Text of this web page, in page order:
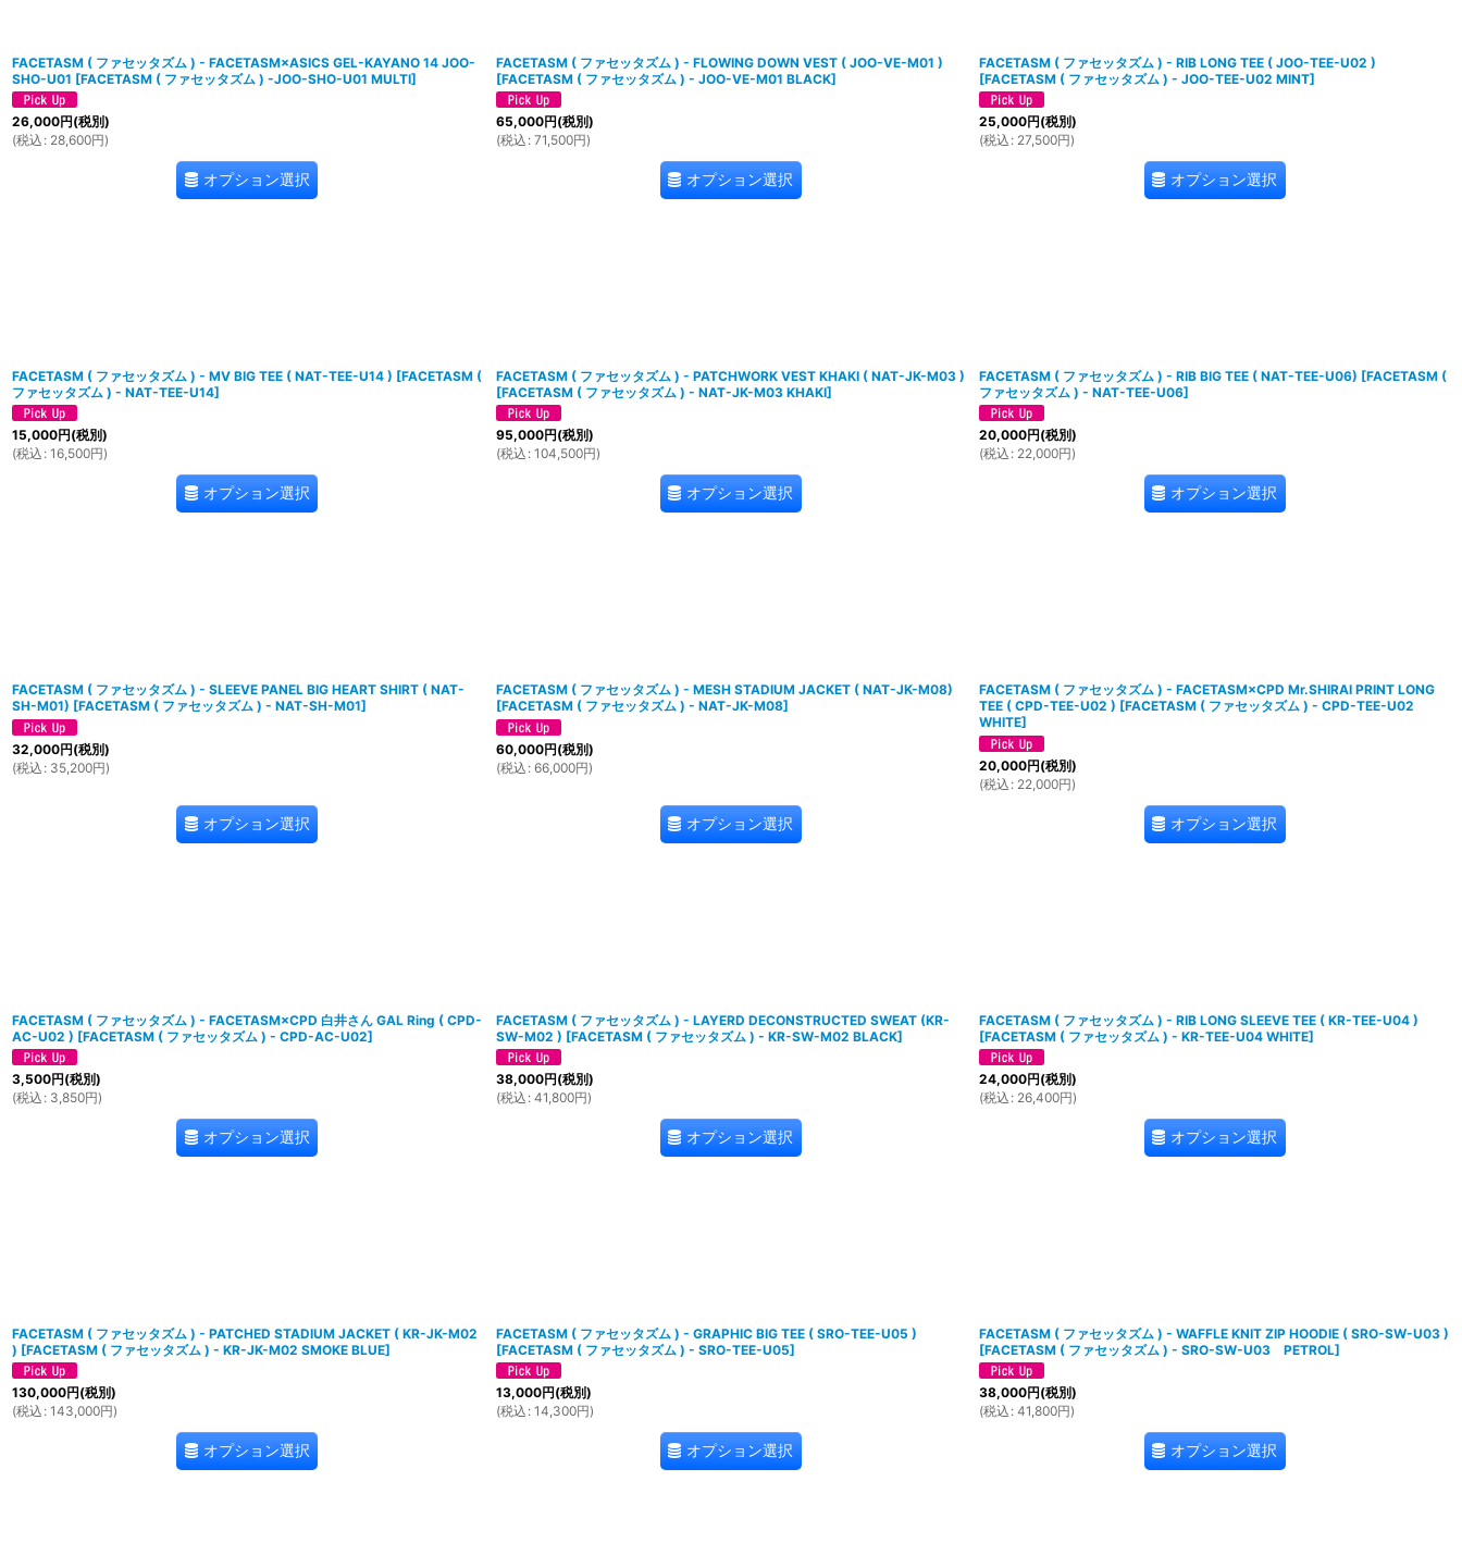
FACETASM ( ファセッタズム ) - FACETASM×ASICS GEL-KAYANO 14 JOO-
SHO-U01 [FACETASM ( ファセッタズム ) -JOO-SHO-U01 MULTI]
26,000円(税別)
(税込 : 28,600円)
オプション選択
FACETASM ( ファセッタズム ) - FLOWING DOWN VEST ( JOO-VE-M01 )
[FACETASM ( ファセッタズム ) - JOO-VE-M01 BLACK]
65,000円(税別)
(税込 : 71,500円)
オプション選択
FACETASM ( ファセッタズム ) - RIB LONG TEE ( JOO-TEE-U02 )
[FACETASM ( ファセッタズム ) - JOO-TEE-U02 MINT]
25,000円(税別)
(税込 : 27,500円)
オプション選択
FACETASM ( ファセッタズム ) - MV BIG TEE ( NAT-TEE-U14 ) [FACETASM (
ファセッタズム ) - NAT-TEE-U14]
15,000円(税別)
(税込 : 16,500円)
オプション選択
FACETASM ( ファセッタズム ) - PATCHWORK VEST KHAKI ( NAT-JK-M03 )
[FACETASM ( ファセッタズム ) - NAT-JK-M03 KHAKI]
95,000円(税別)
(税込 : 104,500円)
オプション選択
FACETASM ( ファセッタズム ) - RIB BIG TEE ( NAT-TEE-U06) [FACETASM (
ファセッタズム ) - NAT-TEE-U06]
20,000円(税別)
(税込 : 22,000円)
オプション選択
FACETASM ( ファセッタズム ) - SLEEVE PANEL BIG HEART SHIRT ( NAT-
SH-M01) [FACETASM ( ファセッタズム ) - NAT-SH-M01]
32,000円(税別)
(税込 : 35,200円)
オプション選択
FACETASM ( ファセッタズム ) - MESH STADIUM JACKET ( NAT-JK-M08)
[FACETASM ( ファセッタズム ) - NAT-JK-M08]
60,000円(税別)
(税込 : 66,000円)
オプション選択
FACETASM ( ファセッタズム ) - FACETASM×CPD Mr.SHIRAI PRINT LONG
TEE ( CPD-TEE-U02 ) [FACETASM ( ファセッタズム ) - CPD-TEE-U02
WHITE]
20,000円(税別)
(税込 : 22,000円)
オプション選択
FACETASM ( ファセッタズム ) - FACETASM×CPD 白井さん GAL Ring ( CPD-
AC-U02 ) [FACETASM ( ファセッタズム ) - CPD-AC-U02]
3,500円(税別)
(税込 : 3,850円)
オプション選択
FACETASM ( ファセッタズム ) - LAYERD DECONSTRUCTED SWEAT (KR-
SW-M02 ) [FACETASM ( ファセッタズム ) - KR-SW-M02 BLACK]
38,000円(税別)
(税込 : 41,800円)
オプション選択
FACETASM ( ファセッタズム ) - RIB LONG SLEEVE TEE ( KR-TEE-U04 )
[FACETASM ( ファセッタズム ) - KR-TEE-U04 WHITE]
24,000円(税別)
(税込 : 26,400円)
オプション選択
FACETASM ( ファセッタズム ) - PATCHED STADIUM JACKET ( KR-JK-M02
) [FACETASM ( ファセッタズム ) - KR-JK-M02 SMOKE BLUE]
130,000円(税別)
(税込 : 143,000円)
オプション選択
FACETASM ( ファセッタズム ) - GRAPHIC BIG TEE ( SRO-TEE-U05 )
[FACETASM ( ファセッタズム ) - SRO-TEE-U05]
13,000円(税別)
(税込 : 14,300円)
オプション選択
FACETASM ( ファセッタズム ) - WAFFLE KNIT ZIP HOODIE ( SRO-SW-U03 )
[FACETASM ( ファセッタズム ) - SRO-SW-U03 PETROL]
38,000円(税別)
(税込 : 41,800円)
オプション選択